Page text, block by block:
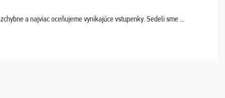
a najviac oceňujeme vynikajúce vstupenky. Sedeli sme ...